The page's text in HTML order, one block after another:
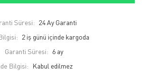
Süresi: 24 Ay Garanti
2 iş günü içinde kargoda
Garanti Süresi: 6 ay
Bilgisi: